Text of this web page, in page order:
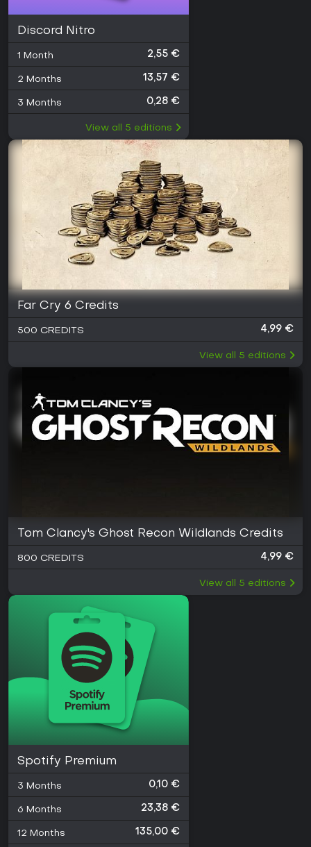
Discord Nitro
1 Month 2,55 €
2 Months 13,57 €
3 Months 0,28 €
View all 5 editions
Far Cry 6 Credits
500 CREDITS 4,99 €
View all 5 editions
Tom Clancy's Ghost Recon Wildlands Credits
800 CREDITS 4,99 €
View all 5 editions
Spotify Premium
3 Months 0,10 €
6 Months 23,38 €
12 Months 135,00 €